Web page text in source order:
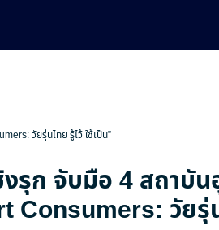
วัยรุ่นไทย รู้ไว้ ใช้เป็น”
งรุก จับมือ 4 สถาบั
วัยรุ่น